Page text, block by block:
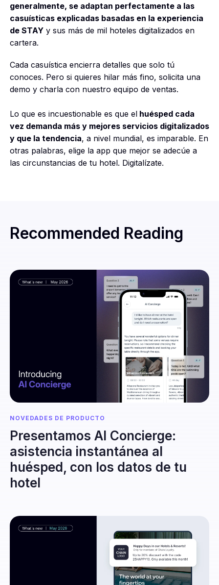
generalmente, se adaptan perfectamente a las
casuísticas explicadas basadas en la experiencia
de STAY y sus más de mil hoteles digitalizados en
cartera.
Cada casuística encierra detalles que solo tú
conoces. Pero si quieres hilar más fino, solicita una
demo y charla con nuestro equipo de ventas.
Lo que es incuestionable es que el huésped cada
vez demanda más y mejores servicios digitalizados
y que la tendencia, a nivel mundial, es imparable. En
otras palabras, elige la app que mejor se adecúe a
las circunstancias de tu hotel. Digitalízate.
Recommended Reading
NOVEDADES DE PRODUCTO
Presentamos AI Concierge:
asistencia instantánea al
huésped, con los datos de tu
hotel